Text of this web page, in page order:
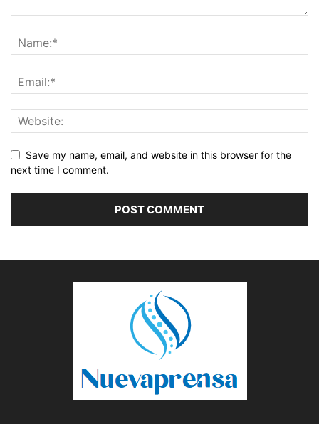
Save my name, email, and website in this browser for the
next time I comment.